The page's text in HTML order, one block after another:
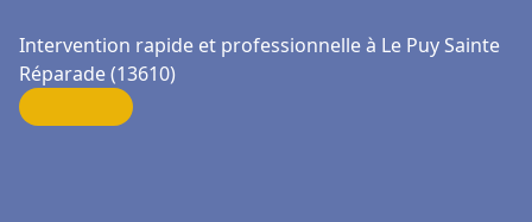
Intervention rapide et professionnelle à Le Puy Sainte
Réparade (13610)